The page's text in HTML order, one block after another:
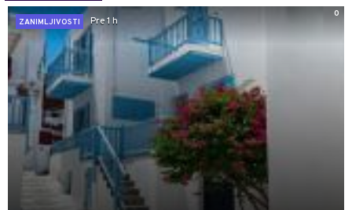
0
ZANIMLJIVOSTI
Pre 1 h